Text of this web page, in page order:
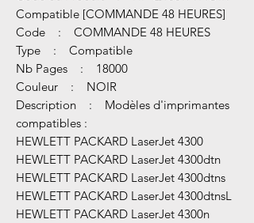
Compatible [COMMANDE 48 HEURES]
Code : COMMANDE 48 HEURES
Type : Compatible
Nb Pages : 18000
Couleur : NOIR
Description : Modèles d'imprimantes
compatibles :
HEWLETT PACKARD LaserJet 4300
HEWLETT PACKARD LaserJet 4300dtn
HEWLETT PACKARD LaserJet 4300dtns
HEWLETT PACKARD LaserJet 4300dtnsL
HEWLETT PACKARD LaserJet 4300n